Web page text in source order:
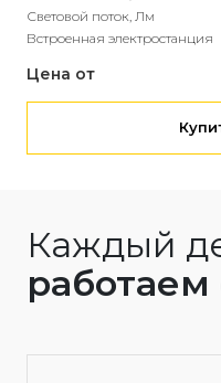
Световой поток, Лм
Встроенная электростанция
Цена от
Каждый